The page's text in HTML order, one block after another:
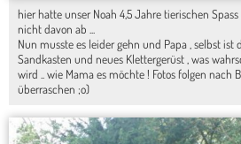
hier hatte unser Noah 4,5 Jahre tierischen
nicht davon ab ...
Nun musste es leider gehn und Papa , selbst
Sandkasten und neues Klettergerüst , was
wird .. wie Mama es möchte ! Fotos folgen nach
überraschen ;o)